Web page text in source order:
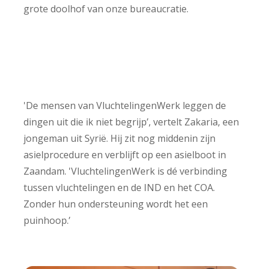
grote doolhof van onze bureaucratie.
'De mensen van VluchtelingenWerk leggen de
dingen uit die ik niet begrijp’, vertelt Zakaria, een
jongeman uit Syrië. Hij zit nog middenin zijn
asielprocedure en verblijft op een asielboot in
Zaandam. 'VluchtelingenWerk is dé verbinding
tussen vluchtelingen en de IND en het COA.
Zonder hun ondersteuning wordt het een
puinhoop.’